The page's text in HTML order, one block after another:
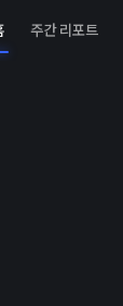
주간 리포트